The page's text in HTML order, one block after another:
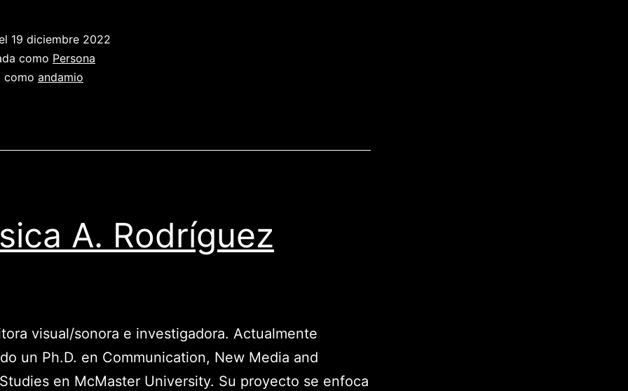
19 diciembre 2022
como Persona
como andamio
A. Rodríguez
visual/sonora e investigadora. Actualmente
un Ph.D. en Communication, New Media and
en McMaster University. Su proyecto se enfoca